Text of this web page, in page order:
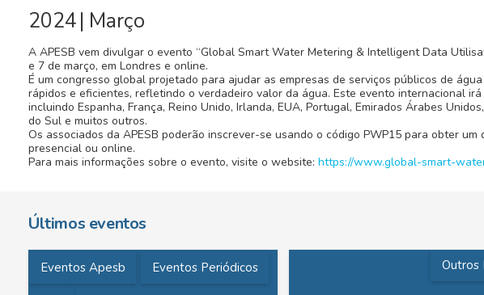
2024| Março
A APESB vem divulgar o evento “Global Smart Water Metering & Intelligent Data
e 7 de março, em Londres e online.
É um congresso global projetado para ajudar as empresas de serviços públicos de
rápidos e eficientes, refletindo o verdadeiro valor da água. Este evento internacional
incluindo Espanha, França, Reino Unido, Irlanda, EUA, Portugal, Emirados Árabes
do Sul e muitos outros.
Os associados da APESB poderão inscrever-se usando o código PWP15 para obter
presencial ou online.
Para mais informações sobre o evento, visite o website: https://www.global-smart-
Últimos eventos
Eventos Apesb Eventos Periódicos Outros